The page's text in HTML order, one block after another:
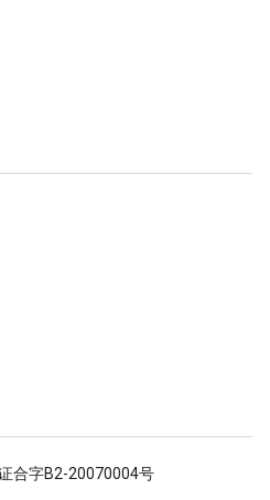
证合字B2-20070004号